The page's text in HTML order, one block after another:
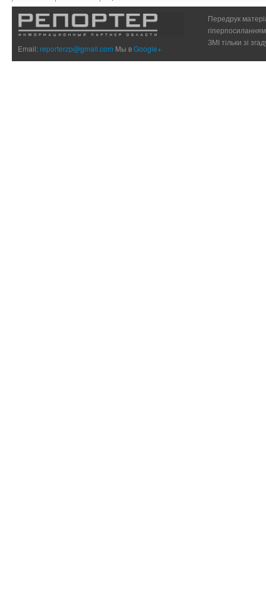
Email:reporterzp@gmail.com Мы вGoogle+
Передрук
ЗМІ тільки зі